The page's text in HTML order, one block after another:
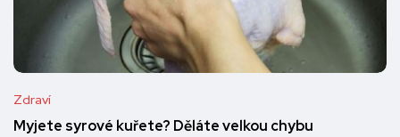
Zdraví
Myjete syrové kuřete? Děláte velkou chybu